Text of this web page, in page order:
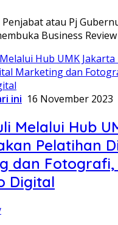
Penjabat atau Pj
Business
ini 16 November 2023
Melalui Hub
Pelatihan
dan Fotografi,
Digital